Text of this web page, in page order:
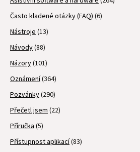
Často kladené otázky (FAQ) (6)
Nástroje (13)
Návody(88)
Názory(101)
Oznámení(364)
Pozvánky(290)
Přečetl jsem (22)
Příručka (5)
Přístupnost aplikací(83)